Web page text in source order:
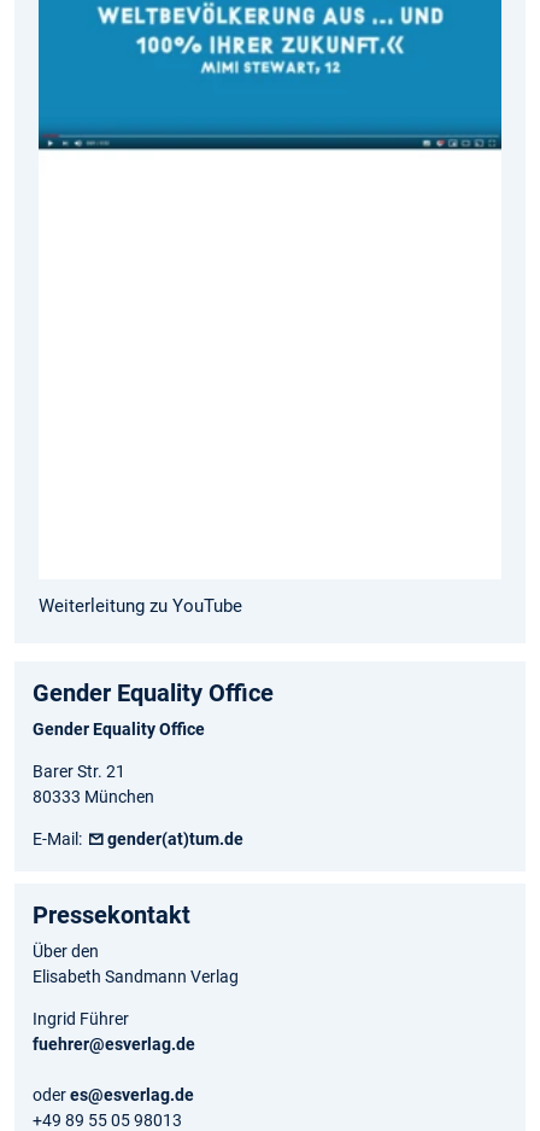
Weiterleitung zu YouTube
Gender Equality Office
Gender Equality Office
Barer Str. 21
80333 München
E-Mail: gender(at)tum.de
Pressekontakt
Über den
Elisabeth Sandmann Verlag
Ingrid Führer
fuehrer@esverlag.de
oderes@esverlag.de
+49 89 55 05 98013